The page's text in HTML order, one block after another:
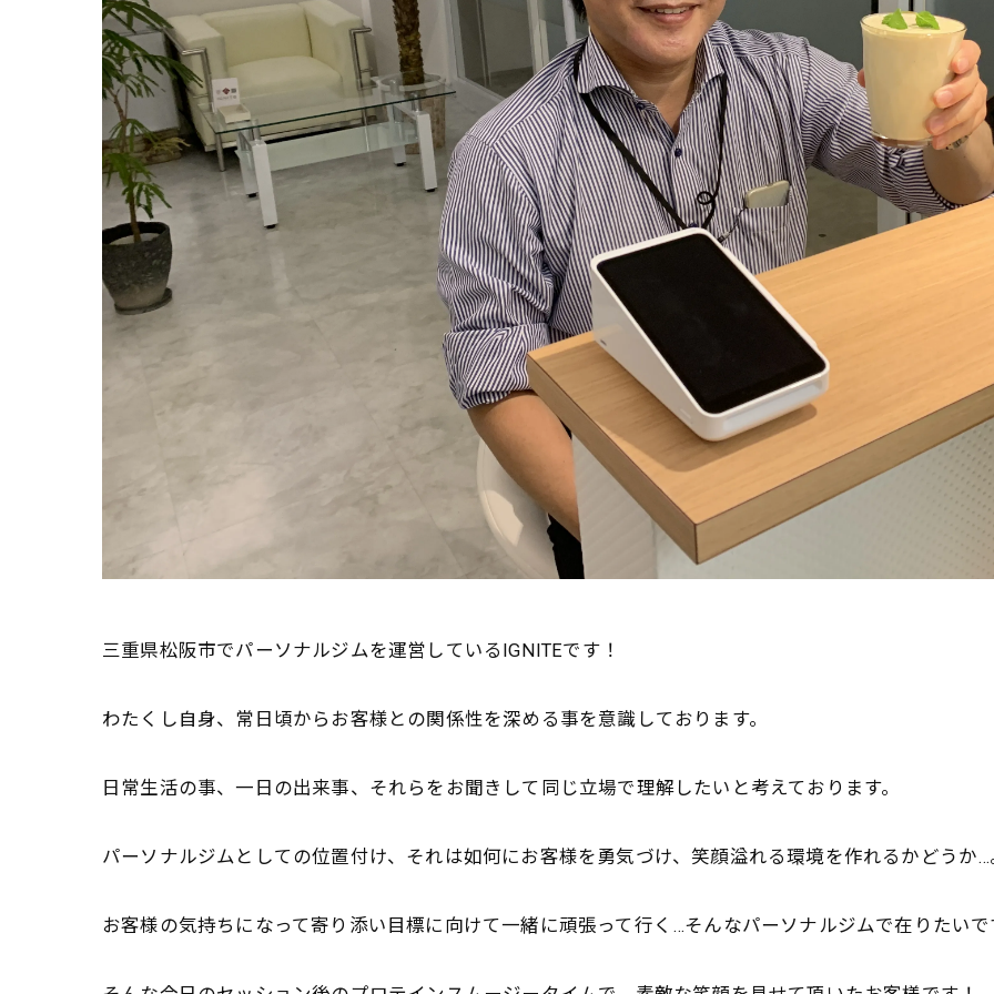
三重県松阪市でパーソナルジムを運営しているIGNITEです！
わたくし自身、 常日頃からお客様との関係性を深める事を意識しております。
日常生活の事、一日の出来事、 それらをお聞きして同じ立場で理解したいと考えております。
パーソナルジムとしての位置付け、 それは如何にお客様を勇気づけ、笑顔溢れる環境を作れるかどうか…
お客様の気持ちになって寄り添い目標に向けて一緒に頑張って行く …そんなパーソナルジムで在りたいで